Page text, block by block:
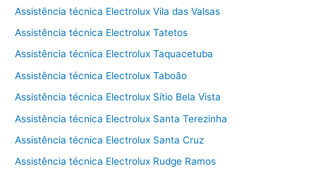
Assistência técnica Electrolux Vila das Valsas
Assistência técnica Electrolux Tatetos
Assistência técnica Electrolux Taquacetuba
Assistência técnica Electrolux Taboão
Assistência técnica Electrolux Sítio Bela Vista
Assistência técnica Electrolux Santa Terezinha
Assistência técnica Electrolux Santa Cruz
Assistência técnica Electrolux Rudge Ramos